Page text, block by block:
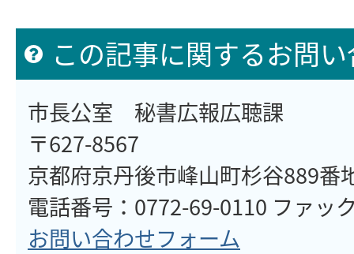
この記事に関するお問
市長公室 秘書広報広聴課
〒627-8567
京都府京丹後市峰山町杉谷889番
電話番号：0772-69-0110 ファッ
お問い合わせフォーム